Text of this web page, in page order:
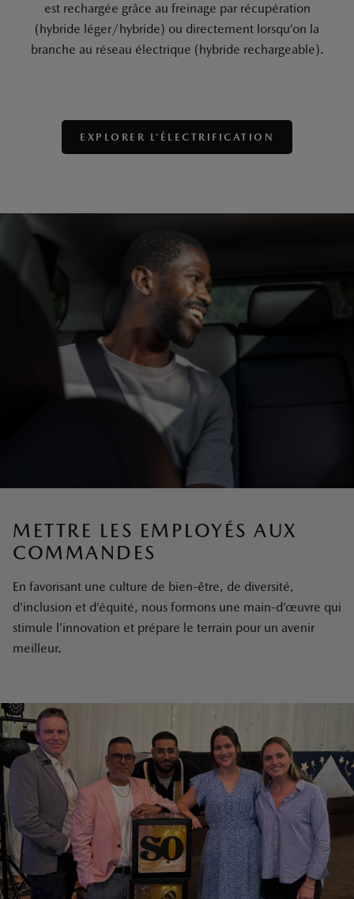
est rechargée grâce au freinage par récupération
(hybride léger/hybride) ou directement lorsqu’on la
branche au réseau électrique (hybride rechargeable).
EXPLORER L’ÉLECTRIFICATION
METTRE LES EMPLOYÉS AUX
COMMANDES
En favorisant une culture de bien-être, de diversité,
d’inclusion et d’équité, nous formons une main-d’œuvre qui
stimule l’innovation et prépare le terrain pour un avenir
meilleur.